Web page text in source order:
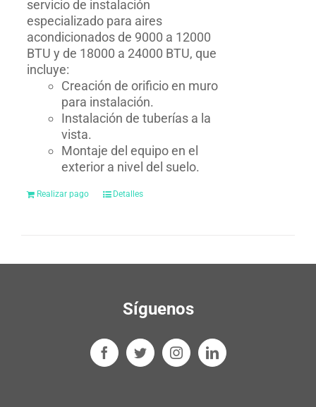
servicio de instalación
especializado para aires
acondicionados de 9000 a 12000
BTU y de 18000 a 24000 BTU, que
incluye:
Creación de orificio en muro
para instalación.
Instalación de tuberías a la
vista.
Montaje del equipo en el
exterior a nivel del suelo.
Realizar pago Detalles
Síguenos